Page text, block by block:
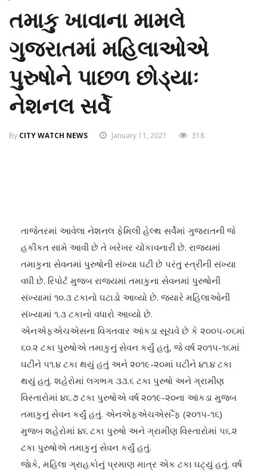
તમાકુ ખાવાના મામલે
ગુજરાતમાં મહિલાઓએ
પુરુષોને પાછળ છોડ્યાઃ
નેશનલ સર્વે
By CITY WATCH NEWS January 11, 2021 318
તાજેતરમાં આવેલા નેશનલ ફેમિલી હેલ્થ સર્વેમાં ગુજરાતની જે
હકીકત સામે આવી છે તે ખરેખર ચોંકાવનારી છે. રાજ્યમાં
તમાકુના સેવનમાં પુરુષોની સંખ્યા ઘટી છે પરંતુ સ્ત્રીની સંખ્યા
વધી છે. રિપોર્ટ મુજબ રાજ્યમાં તમાકુના સેવનમાં પુરુષોની
સંખ્યામાં ૧૦.૩ ટકાનો ઘટાડો આવ્યો છે. જ્યારે મહિલાઓની
સંખ્યામાં ૧.૩ ટકાનો વધારો આવ્યો છે.
એનએફએચએસના વિગતવાર આંકડા સૂચવે છે કે ૨૦૦૫-૦૬માં
૬૦.૨ ટકા પુરુષોએ તમાકુનું સેવન કર્યું હતું, જે વર્ષ ૨૦૧૫-૧૬માં
ઘટીને ૫૧.૪ ટકા થયું હતું અને ૨૦૧૯-૨૦માં ઘટીને ૪૧.૪ ટકા
થયું હતું. શહેરોમાં લગભગ ૩૩.૬ ટકા પુરુષો અને ગ્રામીણ
વિસ્તારોમાં ૪૬.૭ ટકા પુરુષોએ વર્ષ ૨૦૧૯-૨૦ના આંકડા મુજબ
તમાકુનું સેવન કર્યું હતું. એનએફએચએસ-ૈંફ (૨૦૧૫-૧૬)
મુજબ શહેરોમાં ૪૬ ટકા પુરુષો અને ગ્રામીણ વિસ્તારોમાં ૫૬.૨
ટકા પુરુષોએ તમાકુનું સેવન કર્યું હતું.
જાેકે, મહિલા ગ્રાહકોનું પ્રમાણ માત્ર એક ટકા ઘટ્યું હતું. વર્ષ